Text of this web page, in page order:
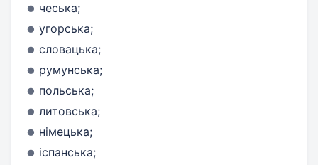
чеська;
угорська;
словацька;
румунська;
польська;
литовська;
німецька;
іспанська;